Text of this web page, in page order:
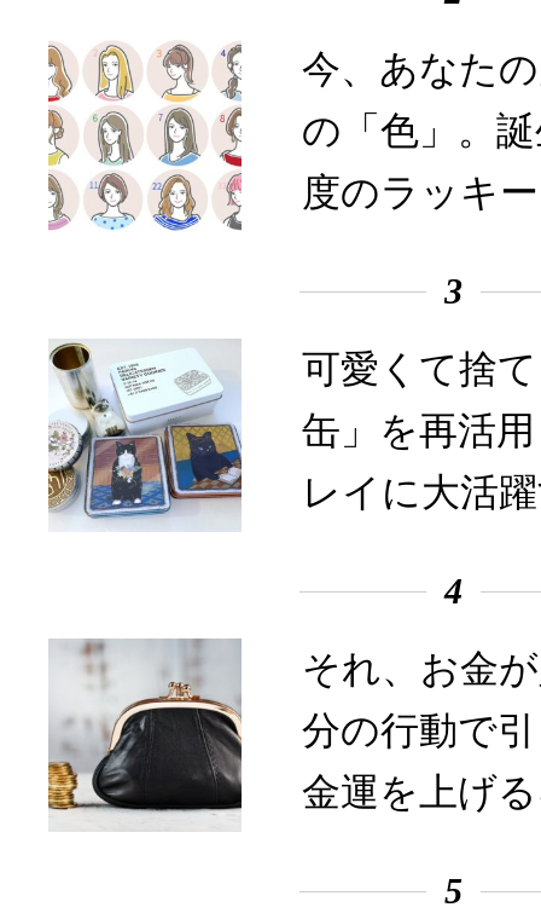
今、あなた
の「色」。
度のラッキ
3
可愛くて捨
缶」を再活
レイに大活
4
それ、お金
分の行動で
金運を上げ
5